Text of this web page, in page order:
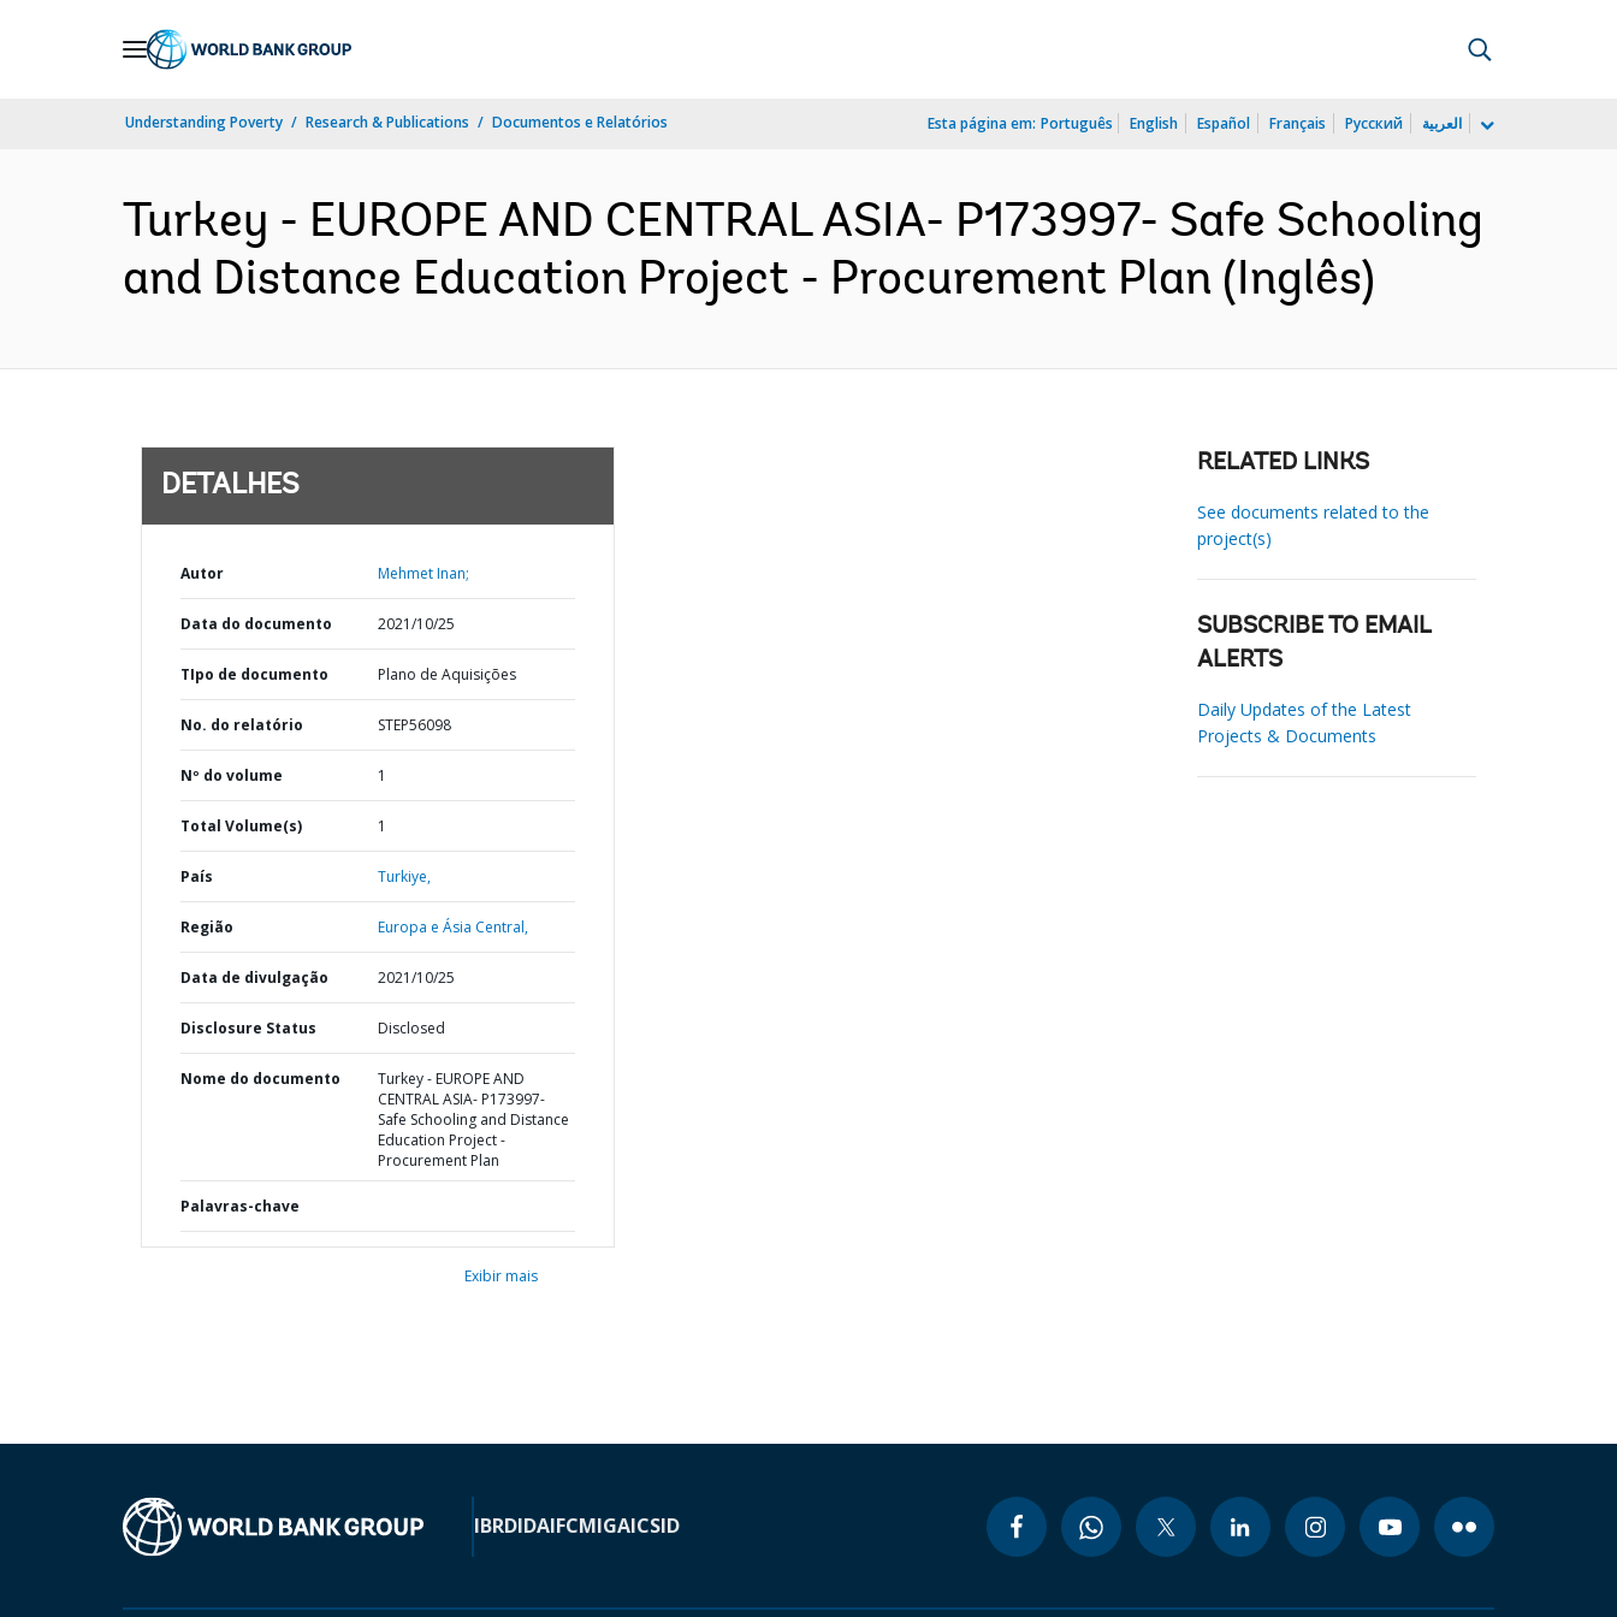
Understanding Poverty Research & Publications Documentos e Relatórios Esta página em: Português English Español Français Русский العربية
Turkey - EUROPE AND CENTRAL ASIA- P173997- Safe Schooling
and Distance Education Project - Procurement Plan (Inglês)
DETALHES
Autor Mehmet Inan;
Data do documento 2021/10/25
TIpo de documento Plano de Aquisições
No. do relatório STEP56098
Nº do volume 1
Total Volume(s) 1
País Turkiye,
Região Europa e Ásia Central,
Data de divulgação 2021/10/25
Disclosure Status Disclosed
Nome do documento
Turkey - EUROPE AND
CENTRAL ASIA- P173997-
Safe Schooling and Distance
Education Project -
Procurement Plan
Palavras-chave
Exibir mais
RELATED LINKS
See documents related to the
project(s)
SUBSCRIBE TO EMAIL
ALERTS
Daily Updates of the Latest
Projects & Documents
IBRDIDAIFCMIGAICSID